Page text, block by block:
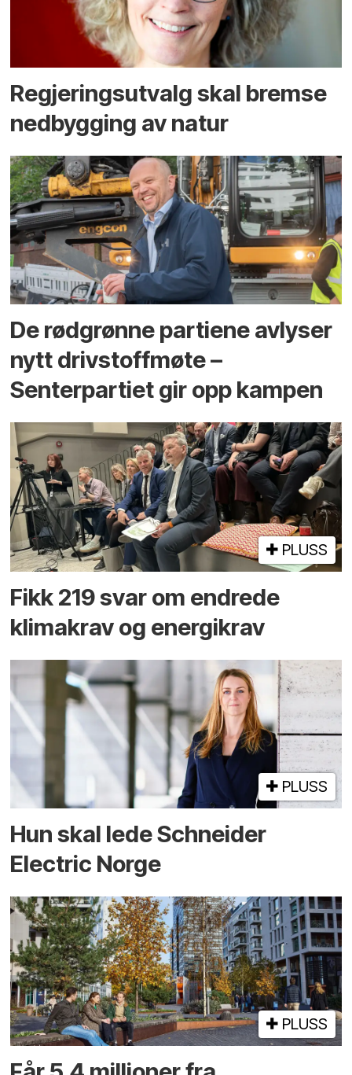
Regjerings­utvalg skal bremse
ned­bygging av natur
De rødgrønne partiene avlyser
nytt drivstoffmøte –
Senterpartiet gir opp kampen
PLUSS
Fikk 219 svar om endrede
klimakrav og energikrav
PLUSS
Hun skal lede Schneider
Electric Norge
PLUSS